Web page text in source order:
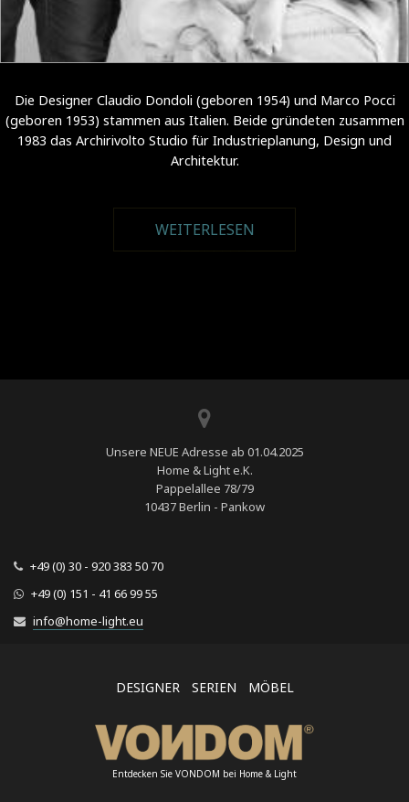
Die Designer Claudio Dondoli (geboren 1954) und Marco Pocci
(geboren 1953) stammen aus Italien. Beide gründeten zusammen
1983 das Archirivolto Studio für Industrieplanung, Design und
Architektur.
WEITERLESEN
Unsere NEUE Adresse ab 01.04.2025
Home & Light e.K.
Pappelallee 78/79
10437 Berlin - Pankow
+49 (0) 30 - 920 383 50 70
+49 (0) 151 - 41 66 99 55
info@home-light.eu
DESIGNER SERIEN MÖBEL
Entdecken Sie VONDOM bei Home & Light